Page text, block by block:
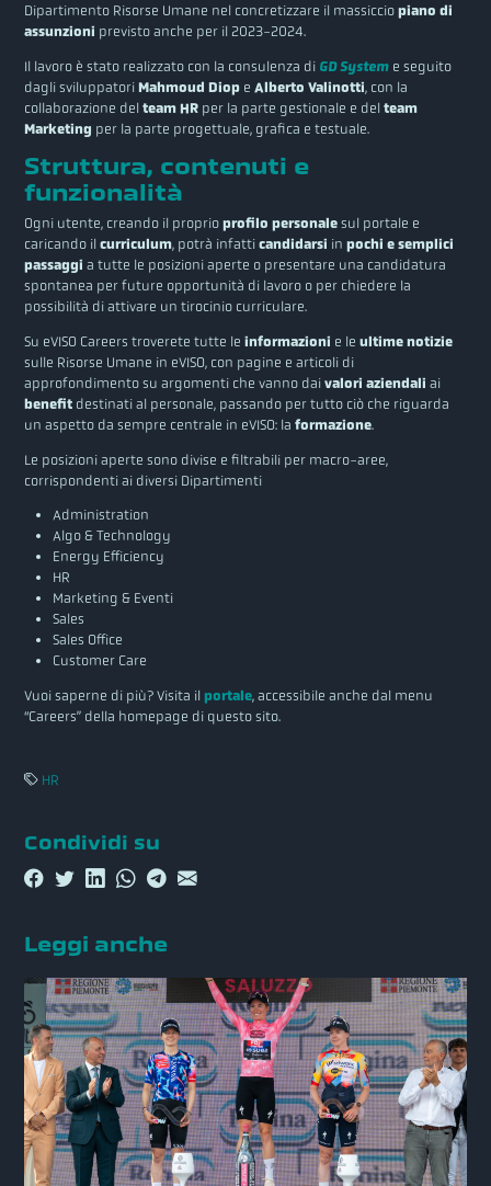
Dipartimento Risorse Umane nel concretizzare il massicciopiano di
assunzioni previsto anche per il 2023-2024.
Il lavoro è stato realizzato con la consulenza di GD System e seguito
dagli sviluppatoriMahmoud Diop eAlberto Valinotti, con la
collaborazione delteam HR per la parte gestionale e delteam
Marketing per la parte progettuale, grafica e testuale.
Struttura, contenuti e
funzionalità
Ogni utente, creando il proprioprofilo personale sul portale e
caricando ilcurriculum, potrà infatticandidarsi inpochi e semplici
passaggi a tutte le posizioni aperte o presentare una candidatura
spontanea per future opportunità di lavoro o per chiedere la
possibilità di attivare un tirocinio curriculare.
Su eVISO Careers troverete tutte leinformazioni e leultime notizie
sulle Risorse Umane in eVISO, con pagine e articoli di
approfondimento su argomenti che vanno daivalori aziendali ai
benefit destinati al personale, passando per tutto ciò che riguarda
un aspetto da sempre centrale in eVISO: laformazione.
Le posizioni aperte sono divise e filtrabili per macro-aree,
corrispondenti ai diversi Dipartimenti
Administration
Algo & Technology
Energy Efficiency
HR
Marketing & Eventi
Sales
Sales Office
Customer Care
Vuoi saperne di più? Visita il portale, accessibile anche dal menu
“Careers” della homepage di questo sito.
HR
Condividi su
Leggi anche